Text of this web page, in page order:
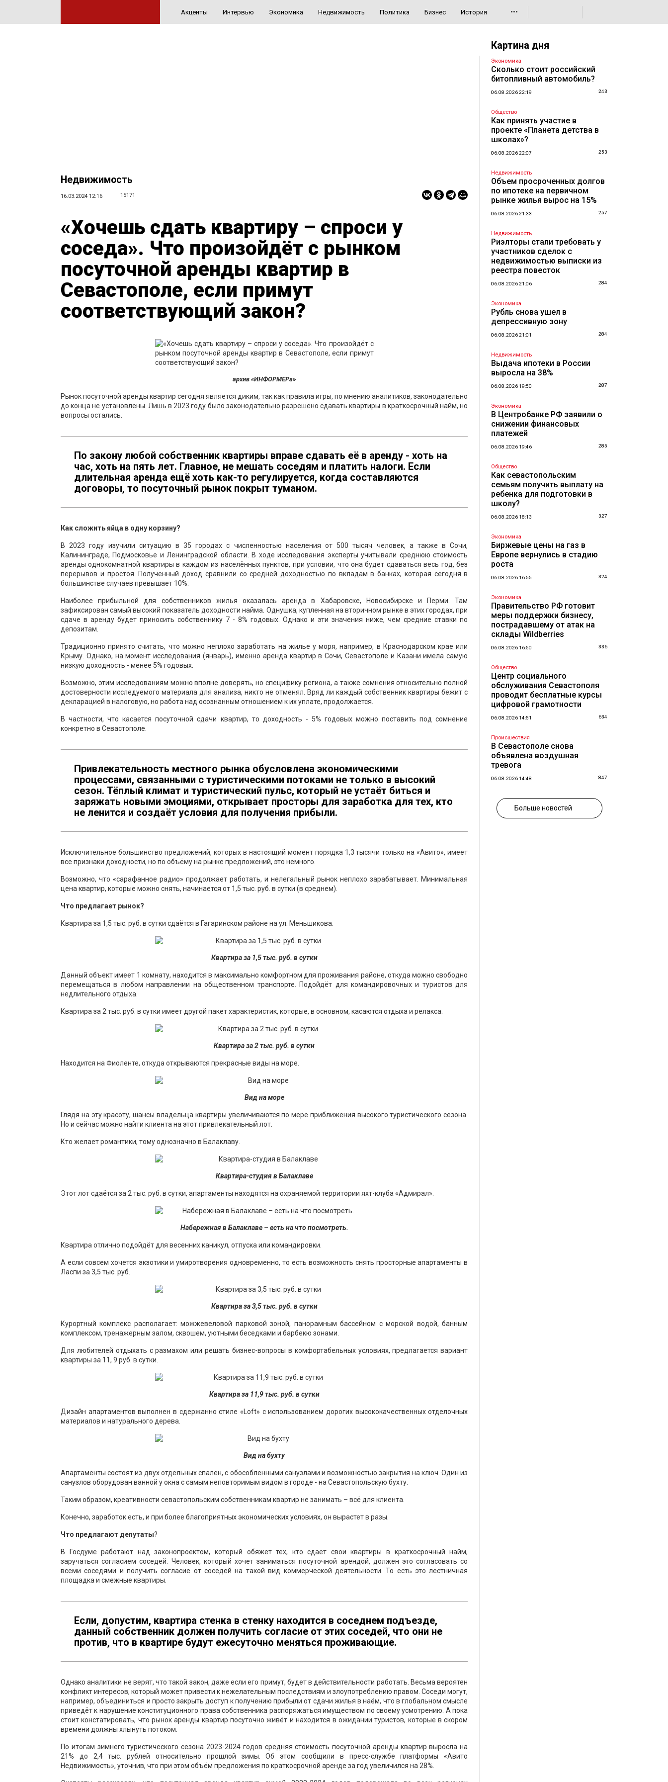
Акценты Интервью Экономика Недвижимость Политика Бизнес История •••
Недвижимость
16.03.2024 12:16 15171
«Хочешь сдать квартиру – спроси у
соседа». Что произойдёт с рынком
посуточной аренды квартир в
Севастополе, если примут
соответствующий закон?
архив «ИНФОРМЕРа»
Рынок посуточной аренды квартир сегодня является диким, так как правила игры, по мнению аналитиков, законодательно
до конца не установлены. Лишь в 2023 году было законодательно разрешено сдавать квартиры в краткосрочный найм, но
вопросы остались.
По закону любой собственник квартиры вправе сдавать её в аренду - хоть на
час, хоть на пять лет. Главное, не мешать соседям и платить налоги. Если
длительная аренда ещё хоть как-то регулируется, когда составляются
договоры, то посуточный рынок покрыт туманом.
Как сложить яйца в одну корзину?
В 2023 году изучили ситуацию в 35 городах с численностью населения от 500 тысяч человек, а также в Сочи,
Калининграде, Подмосковье и Ленинградской области. В ходе исследования эксперты учитывали среднюю стоимость
аренды однокомнатной квартиры в каждом из населённых пунктов, при условии, что она будет сдаваться весь год, без
перерывов и простоя. Полученный доход сравнили со средней доходностью по вкладам в банках, которая сегодня в
большинстве случаев превышает 10%.
Наиболее прибыльной для собственников жилья оказалась аренда в Хабаровске, Новосибирске и Перми. Там
зафиксирован самый высокий показатель доходности найма. Однушка, купленная на вторичном рынке в этих городах, при
сдаче в аренду будет приносить собственнику 7 - 8% годовых. Однако и эти значения ниже, чем средние ставки по
депозитам.
Традиционно принято считать, что можно неплохо заработать на жилье у моря, например, в Краснодарском крае или
Крыму. Однако, на момент исследования (январь), именно аренда квартир в Сочи, Севастополе и Казани имела самую
низкую доходность - менее 5% годовых.
Возможно, этим исследованиям можно вполне доверять, но специфику региона, а также сомнения относительно полной
достоверности исследуемого материала для анализа, никто не отменял. Вряд ли каждый собственник квартиры бежит с
декларацией в налоговую, но работа над осознанным отношением к их уплате, продолжается.
В частности, что касается посуточной сдачи квартир, то доходность - 5% годовых можно поставить под сомнение
конкретно в Севастополе.
Привлекательность местного рынка обусловлена экономическими
процессами, связанными с туристическими потоками не только в высокий
сезон. Тёплый климат и туристический пульс, который не устаёт биться и
заряжать новыми эмоциями, открывает просторы для заработка для тех, кто
не ленится и создаёт условия для получения прибыли.
Исключительное большинство предложений, которых в настоящий момент порядка 1,3 тысячи только на «Авито», имеет
все признаки доходности, но по объёму на рынке предложений, это немного.
Возможно, что «сарафанное радио» продолжает работать, и нелегальный рынок неплохо зарабатывает. Минимальная
цена квартир, которые можно снять, начинается от 1,5 тыс. руб. в сутки (в среднем).
Что предлагает рынок?
Квартира за 1,5 тыс. руб. в сутки сдаётся в Гагаринском районе на ул. Меньшикова.
Квартира за 1,5 тыс. руб. в сутки
Данный объект имеет 1 комнату, находится в максимально комфортном для проживания районе, откуда можно свободно
перемещаться в любом направлении на общественном транспорте. Подойдёт для командировочных и туристов для
недлительного отдыха.
Квартира за 2 тыс. руб. в сутки имеет другой пакет характеристик, которые, в основном, касаются отдыха и релакса.
Квартира за 2 тыс. руб. в сутки
Находится на Фиоленте, откуда открываются прекрасные виды на море.
Вид на море
Глядя на эту красоту, шансы владельца квартиры увеличиваются по мере приближения высокого туристического сезона.
Но и сейчас можно найти клиента на этот привлекательный лот.
Кто желает романтики, тому однозначно в Балаклаву.
Квартира-студия в Балаклаве
Этот лот сдаётся за 2 тыс. руб. в сутки, апартаменты находятся на охраняемой территории яхт-клуба «Адмирал».
Набережная в Балаклаве – есть на что посмотреть.
Квартира отлично подойдёт для весенних каникул, отпуска или командировки.
А если совсем хочется экзотики и умиротворения одновременно, то есть возможность снять просторные апартаменты в
Ласпи за 3,5 тыс. руб.
Квартира за 3,5 тыс. руб. в сутки
Курортный комплекс располагает: можжевеловой парковой зоной, панорамным бассейном с морской водой, банным
комплексом, тренажерным залом, сквошем, уютными беседками и барбекю зонами.
Для любителей отдыхать с размахом или решать бизнес-вопросы в комфортабельных условиях, предлагается вариант
квартиры за 11, 9 руб. в сутки.
Квартира за 11,9 тыс. руб. в сутки
Дизайн апартаментов выполнен в сдержанно стиле «Loft» с использованием дорогих высококачественных отделочных
материалов и натурального дерева.
Вид на бухту
Апартаменты состоят из двух отдельных спален, с обособленными санузлами и возможностью закрытия на ключ. Один из
санузлов оборудован ванной у окна с самым неповторимым видом в городе - на Севастопольскую бухту.
Таким образом, креативности севастопольским собственникам квартир не занимать – всё для клиента.
Конечно, заработок есть, и при более благоприятных экономических условиях, он вырастет в разы.
Что предлагают депутаты?
В Госдуме работают над законопроектом, который обяжет тех, кто сдает свои квартиры в краткосрочный найм,
заручаться согласием соседей. Человек, который хочет заниматься посуточной арендой, должен это согласовать со
всеми соседями и получить согласие от соседей на такой вид коммерческой деятельности. То есть это лестничная
площадка и смежные квартиры.
Если, допустим, квартира стенка в стенку находится в соседнем подъезде,
данный собственник должен получить согласие от этих соседей, что они не
против, что в квартире будут ежесуточно меняться проживающие.
Однако аналитики не верят, что такой закон, даже если его примут, будет в действительности работать. Весьма вероятен
конфликт интересов, который может привести к нежелательным последствиям и злоупотреблению правом. Соседи могут,
например, объединиться и просто закрыть доступ к получению прибыли от сдачи жилья в наём, что в глобальном смысле
приведёт к нарушение конституционного права собственника распоряжаться имуществом по своему усмотрению. А пока
стоит констатировать, что рынок аренды квартир посуточно живёт и находится в ожидании туристов, которые в скором
времени должны хлынуть потоком.
По итогам зимнего туристического сезона 2023-2024 годов средняя стоимость посуточной аренды квартир выросла на
21% до 2,4 тыс. рублей относительно прошлой зимы. Об этом сообщили в пресс-службе платформы «Авито
Недвижимость», уточнив, что при этом объём предложения по краткосрочной аренде за год увеличился на 28%.
Картина дня
Экономика
Сколько стоит российский
битопливный автомобиль?
06.08.2026 22:19 243
Общество
Как принять участие в
проекте «Планета детства в
школах»?
06.08.2026 22:07 253
Недвижимость
Объем просроченных долгов
по ипотеке на первичном
рынке жилья вырос на 15%
06.08.2026 21:33 257
Недвижимость
Риэлторы стали требовать у
участников сделок с
недвижимостью выписки из
реестра повесток
06.08.2026 21:06 284
Экономика
Рубль снова ушел в
депрессивную зону
06.08.2026 21:01 284
Недвижимость
Выдача ипотеки в России
выросла на 38%
06.08.2026 19:50 287
Экономика
В Центробанке РФ заявили о
снижении финансовых
платежей
06.08.2026 19:46 285
Общество
Как севастопольским
семьям получить выплату на
ребенка для подготовки в
школу?
06.08.2026 18:13 327
Экономика
Биржевые цены на газ в
Европе вернулись в стадию
роста
06.08.2026 16:55 324
Экономика
Правительство РФ готовит
меры поддержки бизнесу,
пострадавшему от атак на
склады Wildberries
06.08.2026 16:50 336
Общество
Центр социального
обслуживания Севастополя
проводит бесплатные курсы
цифровой грамотности
06.08.2026 14:51 634
Происшествия
В Севастополе снова
объявлена воздушная
тревога
06.08.2026 14:48 847
Больше новостей